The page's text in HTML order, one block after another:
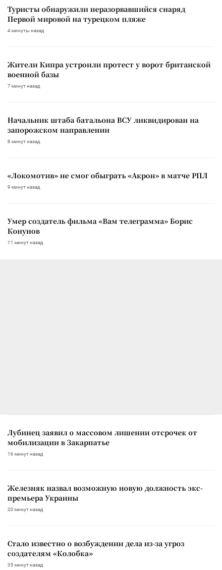
Туристы обнаружили неразорвавшийся снаряд
Первой мировой на турецком пляже
4 минуты назад
Жители Кипра устроили протест у ворот британской
военной базы
7 минут назад
Начальник штаба батальона ВСУ ликвидирован на
запорожском направлении
8 минут назад
«Локомотив» не смог обыграть «Акрон» в матче РПЛ
9 минут назад
Умер создатель фильма «Вам телеграмма» Борис
Конунов
11 минут назад
Лубинец заявил о массовом лишении отсрочек от
мобилизации в Закарпатье
16 минут назад
Железняк назвал возможную новую должность экс-
премьера Украины
20 минут назад
Стало известно о возбуждении дела из-за угроз
создателям «Колобка»
35 минут назад